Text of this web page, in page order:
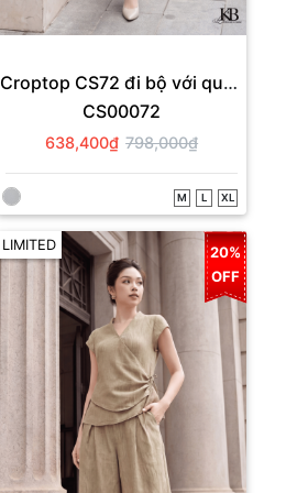
Croptop CS72 đi bộ với quần
QD998.
CS00072
638,400₫ 798,000₫
M L XL
LIMITED
20%
OFF